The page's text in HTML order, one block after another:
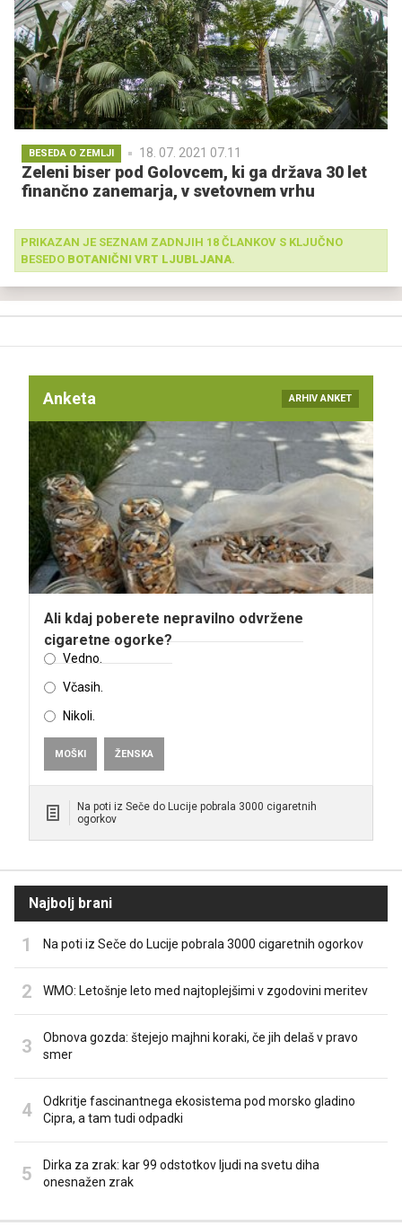
BESEDA O ZEMLJI 18. 07. 2021 07.11
Zeleni biser pod Golovcem, ki ga država 30 let
finančno zanemarja, v svetovnem vrhu
PRIKAZAN JE SEZNAM ZADNJIH 18 ČLANKOV S KLJUČNO
BESEDO BOTANIČNI VRT LJUBLJANA.
Anketa ARHIV ANKET
Ali kdaj poberete nepravilno odvržene
cigaretne ogorke?
Vedno.
Včasih.
Nikoli.
MOŠKI ŽENSKA
Na poti iz Seče do Lucije pobrala 3000 cigaretnih
ogorkov
Najbolj brani
Na poti iz Seče do Lucije pobrala 3000 cigaretnih ogorkov
WMO: Letošnje leto med najtoplejšimi v zgodovini meritev
Obnova gozda: štejejo majhni koraki, če jih delaš v pravo
smer
Odkritje fascinantnega ekosistema pod morsko gladino
Cipra, a tam tudi odpadki
Dirka za zrak: kar 99 odstotkov ljudi na svetu diha
onesnažen zrak